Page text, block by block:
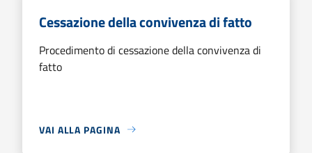
Cessazione della convivenza di fatto
Procedimento di cessazione della convivenza di
fatto
VAI ALLA PAGINA